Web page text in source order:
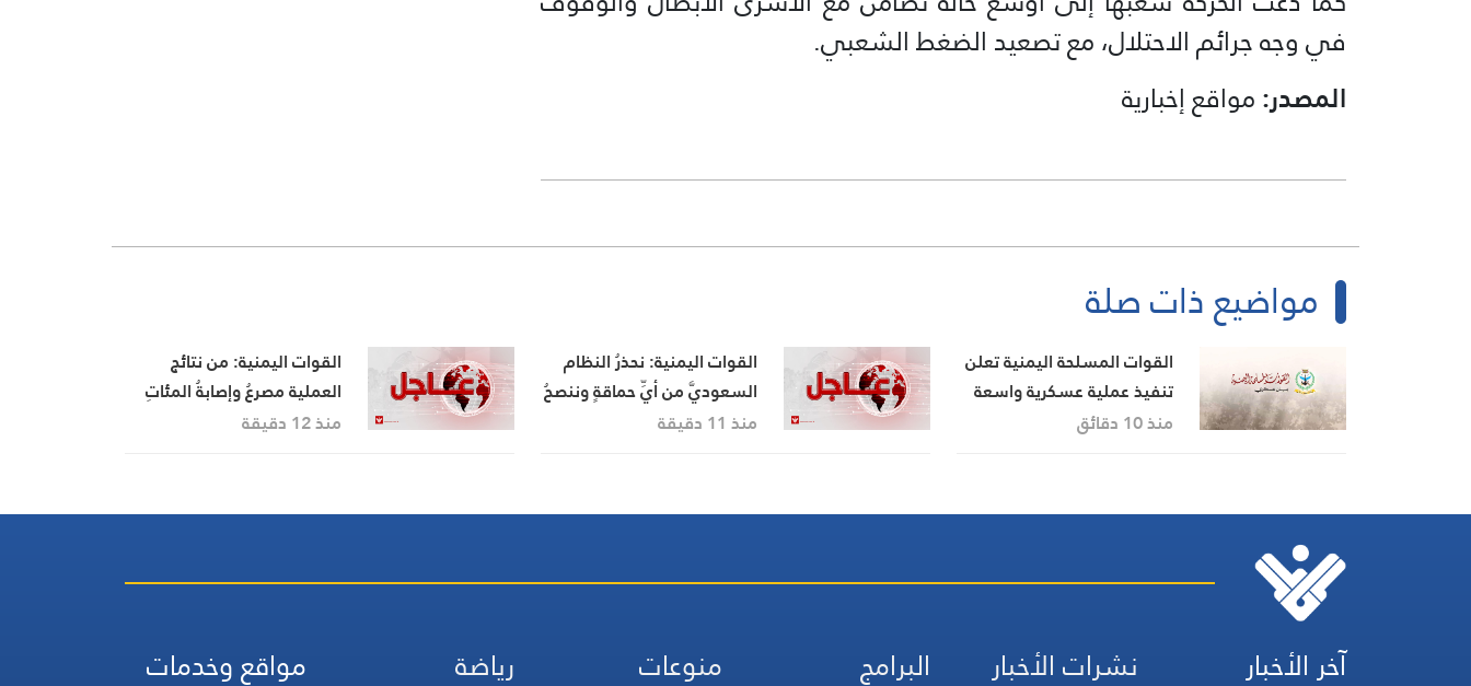
في وجه جرائم الاحتلال، مع تصعيد الضغط الشعبي.
المصدر:مواقع إخبارية
مواضيع ذات صلة
القوات المسلحة اليمنية تعلن
تنفيذ عملية عسكرية واسعة
استهدفت تحشيدات سعودية
منذ 10 دقائق
القوات اليمنية: نحذرُ النظام
السعوديَّ من أيِّ حماقةٍ وننصحُ
المغررَ بهم والمخدوعينَ من
منذ 11 دقيقة
القوات اليمنية: من نتائج
العملية مصرعُ وإصابةُ المئاتِ
من مرتزقةِ السعودية وتدميرُ
الأسلحةِ في منطقةِ الوديعة
منذ 12 دقيقة
آخر الأخبار نشرات الأخبار البرامج منوعات رياضة مواقع وخدمات